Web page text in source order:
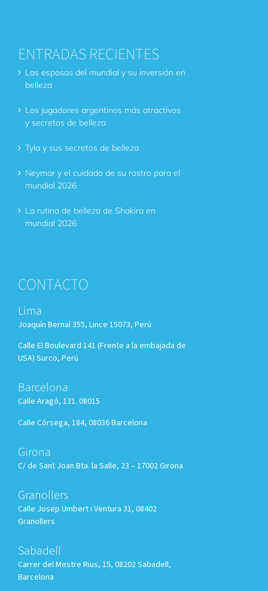
CONTACTO
Lima
Joaquín Bernal 355, Lince 15073, Perú
Calle El Boulevard 141 (Frente a la embajada de
USA) Surco, Perú
Barcelona
Calle Aragó, 131. 08015
Calle Córsega, 184, 08036 Barcelona
Girona
C/ de Sant Joan Bta. la Salle, 23 – 17002 Girona
Granollers
Calle Josep Umbert i Ventura 31, 08402
Granollers
Sabadell
Carrer del Mestre Rius, 15, 08202 Sabadell,
Barcelona
ENTRADAS RECIENTES
Las esposas del mundial y su inversión en
belleza
Los jugadores argentinos más atractivos
y secretos de belleza
Tyla y sus secretos de belleza
Neymar y el cuidado de su rostro para el
mundial 2026
La rutina de belleza de Shakira en
mundial 2026